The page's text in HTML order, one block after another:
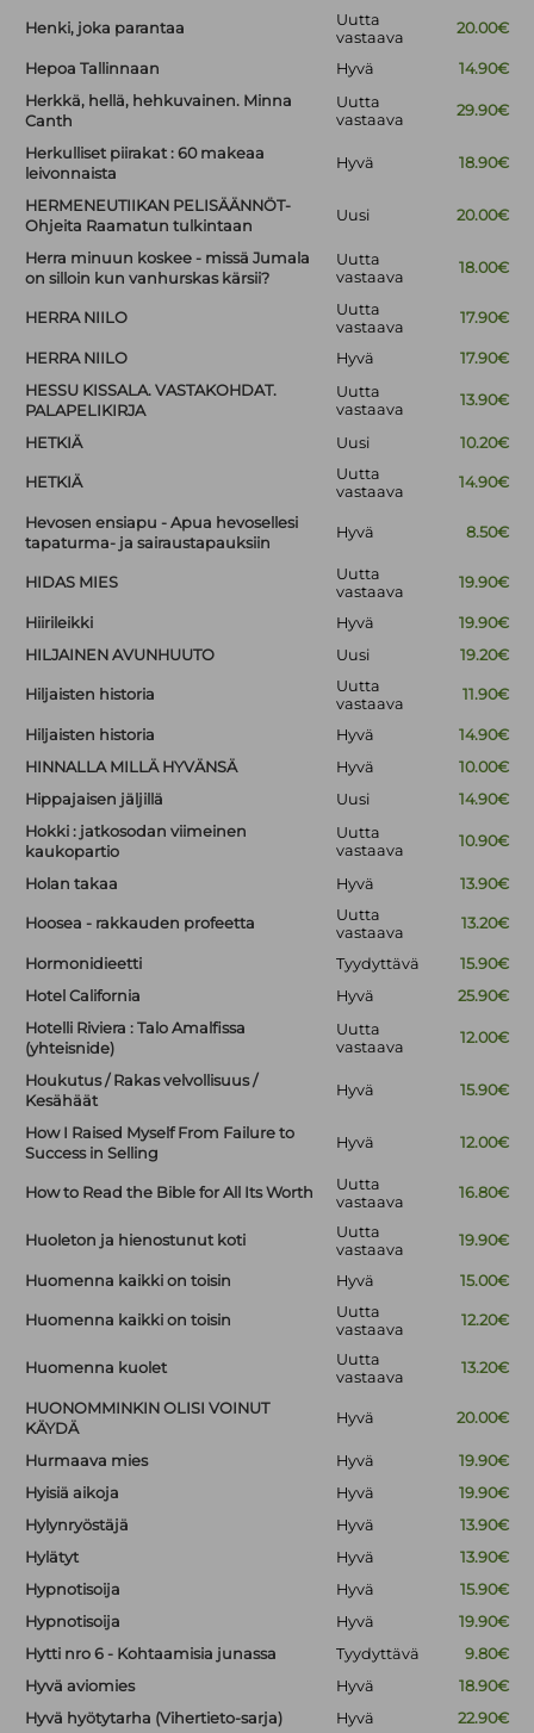
Henki, joka parantaa
Uutta
vastaava
20.00€
Hepoa Tallinnaan Hyvä
14.90€
Herkkä, hellä, hehkuvainen. Minna
Canth
Uutta
vastaava
29.90€
Herkulliset piirakat : 60 makeaa
leivonnaista
Hyvä 18.90€
HERMENEUTIIKAN PELISÄÄNNÖT-
Ohjeita Raamatun tulkintaan
Uusi 20.00€
Herra minuun koskee - missä Jumala
on silloin kun vanhurskas kärsii?
Uutta
vastaava
18.00€
HERRA NIILO
Uutta
vastaava
17.90€
HERRA NIILO Hyvä
17.90€
HESSU KISSALA. VASTAKOHDAT.
PALAPELIKIRJA
Uutta
vastaava
13.90€
HETKIÄ Uusi 10.20€
HETKIÄ
Uutta
vastaava
14.90€
Hevosen ensiapu - Apua hevosellesi
tapaturma- ja sairaustapauksiin
Hyvä 8.50€
HIDAS MIES
Uutta
vastaava
19.90€
Hiirileikki Hyvä
19.90€
HILJAINEN AVUNHUUTO
Uusi 19.20€
Hiljaisten historia
Uutta
vastaava
11.90€
Hiljaisten historia Hyvä
14.90€
HINNALLA MILLÄ HYVÄNSÄ
Hyvä
10.00€
Hippajaisen jäljillä
Uusi
14.90€
Hokki : jatkosodan viimeinen
kaukopartio
Uutta
vastaava
10.90€
Holan takaa Hyvä 13.90€
Hoosea - rakkauden profeetta
Uutta
vastaava
13.20€
Hormonidieetti Tyydyttävä
15.90€
Hotel California
Hyvä
25.90€
Hotelli Riviera : Talo Amalfissa
(yhteisnide)
Uutta
vastaava
12.00€
Houkutus / Rakas velvollisuus /
Kesähäät
Hyvä 15.90€
How I Raised Myself From Failure to
Success in Selling
Hyvä 12.00€
How to Read the Bible for All Its Worth
Uutta
vastaava
16.80€
Huoleton ja hienostunut koti
Uutta
vastaava
19.90€
Huomenna kaikki on toisin Hyvä 15.00€
Huomenna kaikki on toisin
Uutta
vastaava
12.20€
Huomenna kuolet
Uutta
vastaava
13.20€
HUONOMMINKIN OLISI VOINUT
KÄYDÄ
Hyvä 20.00€
Hurmaava mies Hyvä
19.90€
Hyisiä aikoja
Hyvä
19.90€
Hylynryöstäjä
Hyvä
13.90€
Hylätyt
Hyvä
13.90€
Hypnotisoija
Hyvä
15.90€
Hypnotisoija
Hyvä
19.90€
Hytti nro 6 - Kohtaamisia junassa
Tyydyttävä
9.80€
Hyvä aviomies
Hyvä
18.90€
Hyvä hyötytarha (Vihertieto-sarja)
Hyvä 22.90€